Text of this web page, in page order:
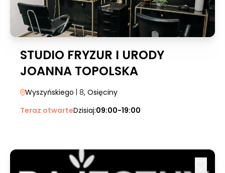
STUDIO FRYZUR I URODY
JOANNA TOPOLSKA
Wyszyńskiego | 8, Osięciny
Teraz otwarteDzisiaj:09:00-19:00